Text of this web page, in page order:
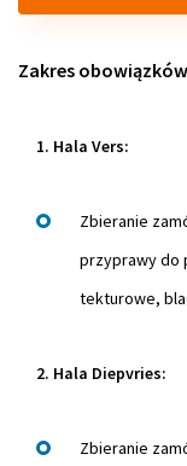
Zakres
1. Hala Vers:
Zbieranie
przyprawy do
tekturowe,
2. Hala Diepvries:
Zbieranie